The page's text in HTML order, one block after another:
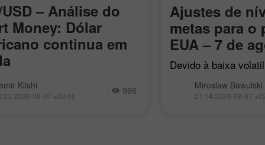
USD – Análise do
Money: Dólar
continua em
USD permanece dentro do
baixista local iniciado em 17
Klishi
2026-08-07 +02:00 966
Ajustes de
metas para o
EUA – 7 de
Devido à baixa
apenas a libra
de Reversão à
Miroslaw Bawulski
21:14 2026-08-07